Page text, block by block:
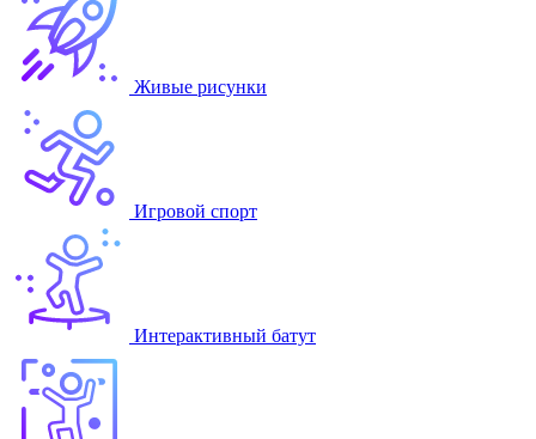
Живые рисунки
Игровой спорт
Интерактивный батут